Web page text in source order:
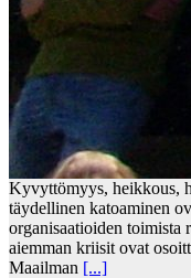
Kyvyttömyys, heikkous,
täydellinen katoaminen
organisaatioiden toimista
aiemman kriisit ovat
Maailman [...]